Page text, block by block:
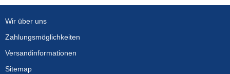
Wir über uns
Zahlungsmöglichkeiten
Versandinformationen
Sitemap